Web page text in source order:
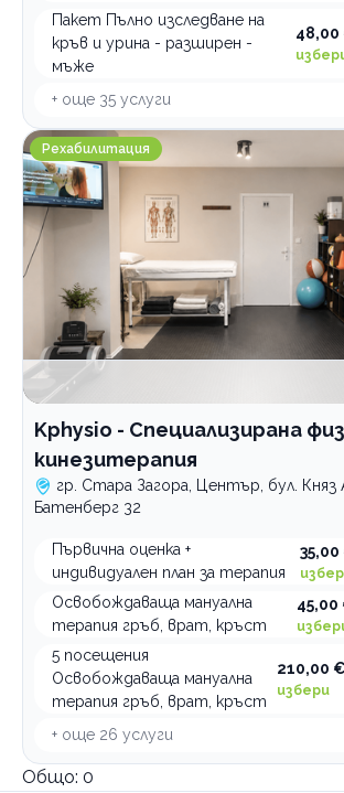
Пакет Пълно изследване на
кръв и урина - разширен -
мъже
48,00
+ още 35 услуги
Kphysio - Специализирана физио и
Рехабилитация
Kphysio - Специализирана
кинезитерапия
гр. Стара Загора, Център, бул. Княз
Батенберг 32
Първична оценка +
индивидуален план за терапия
Освобождаваща мануална
терапия гръб, врат, кръст
5 посещения
Освобождаваща мануална
терапия гръб, врат, кръст
210,00
избери
+ още 26 услуги
Общо: 0